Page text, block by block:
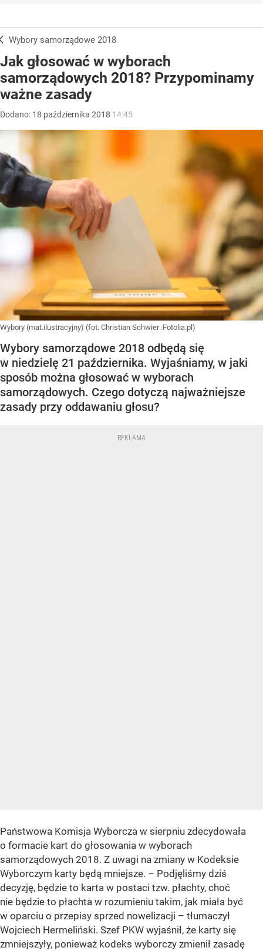
Wybory samorządowe 2018
Jak głosować w wyborach
samorządowych 2018? Przypominamy
ważne zasady
Dodano: 18 października 2018 14:45
Wybory (mat.ilustracyjny) (fot. Christian Schwier .Fotolia.pl)
Wybory samorządowe 2018 odbędą się
w niedzielę 21 października. Wyjaśniamy, w jaki
sposób można głosować w wyborach
samorządowych. Czego dotyczą najważniejsze
zasady przy oddawaniu głosu?
Państwowa Komisja Wyborcza w sierpniu zdecydowała
o formacie kart do głosowania w wyborach
samorządowych 2018. Z uwagi na zmiany w Kodeksie
Wyborczym karty będą mniejsze. – Podjęliśmy dziś
decyzję, będzie to karta w postaci tzw. płachty, choć
nie będzie to płachta w rozumieniu takim, jak miała być
w oparciu o przepisy sprzed nowelizacji – tłumaczył
Wojciech Hermeliński. Szef PKW wyjaśnił, że karty się
zmniejszyły, ponieważ kodeks wyborczy zmienił zasadę